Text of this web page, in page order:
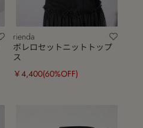
rienda
ボレロセットニットトップ
ス
￥4,400(60%OFF)